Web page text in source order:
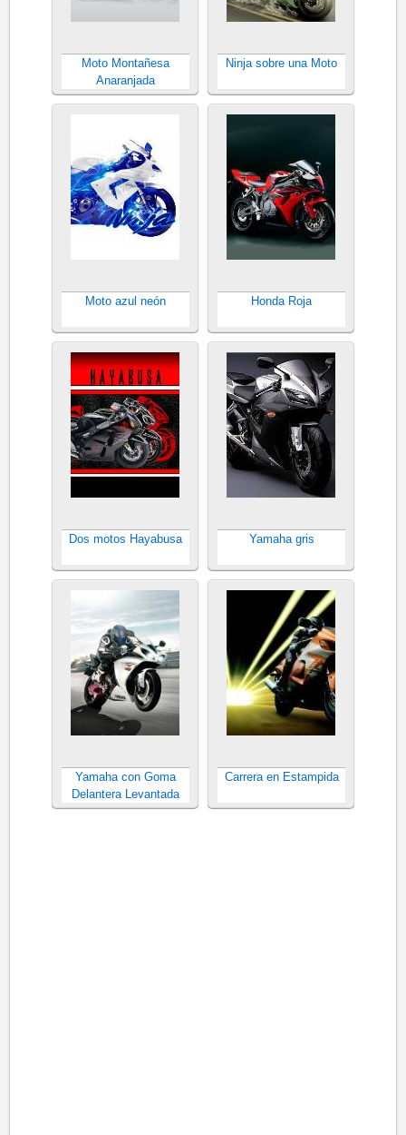
Moto Montañesa
Anaranjada
Ninja sobre una Moto
Moto azul neón Honda Roja
Dos motos Hayabusa Yamaha gris
Yamaha con Goma
Delantera Levantada
Carrera en Estampida